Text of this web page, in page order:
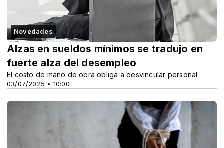
Novedades
03/07/2025 • 10:00
Alzas en sueldos mínimos se tradujo en
fuerte alza del desempleo
El costo de mano de obra obliga a desvincular personal